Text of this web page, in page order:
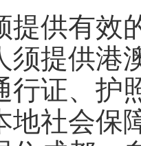
提供有效
须提供港
行证、护
地社会保